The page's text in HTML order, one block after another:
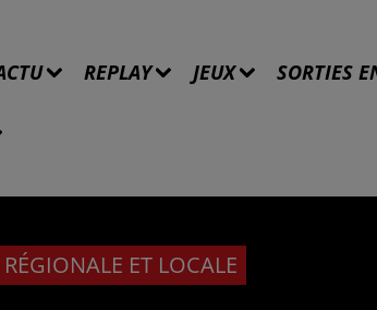
REPLAY JEUX SORTIES
ET LOCALE